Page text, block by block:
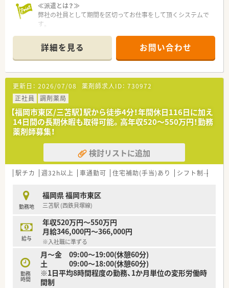
待される福利厚生クラブへ加入できます。
≪派遣とは？≫
弊社の社員として期間を区切ってお仕事をして頂くシステムで
す。
です。
◆こんな方に人気・オススメ
・転職活動中にブランクを空けたくない方
・様々な薬局で経験を積みたい方
・将来的に独立を検討している方
・転居や留学の予定があり、期間を区切って働きたい方
・旅行や趣味の時間等ライフスタイルに合わせて休みを調整した
い方
・高時給で効率的に働きたい方
◆派遣の魅力
・交通費は実費分支給
・薬剤師賠償保険に弊社負担にて加入頂けますので安心して就業
が可能
・年1度の健康診断、インフルエンザ予防接種補助金有り
・残業代は1分単位で支給
弊社は優良派遣事業者として厚生労働省より認定を受けていま
すので、
安心してご就業して頂けるサポート体制・福利厚生が整っており
ます！
詳細を見る お問い合わせ
更新日： 2026/07/08 薬剤師求人ID： 730972
正社員
調剤薬局
【福岡市東区/三苫駅】駅から徒歩4分！年間休日116日に加え
14日間の長期休暇も取得可能。高年収520～550万円！勤務
薬剤師募集！
検討リストに追加
駅チカ 週32h以上 車通勤可 住宅補助(手当)あり シフト制
勤務地
福岡県 福岡市東区
三苫駅 (西鉄貝塚線)
給与
年収520万円～550万円
月給346,000円～366,000円
※入社職に準ずる
勤務
時間
月～金 09:00～19:00(休憩60分)
土 09:00～18:00(休憩60分)
※1日平均8時間程度の勤務、1か月単位の変形労働時
間制